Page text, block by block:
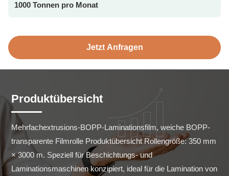
1000 Tonnen pro Monat
Jetzt Anfragen
Produktübersicht
Mehrfachextrusions-BOPP-Laminationsfilm, weiche BOPP-
transparente Filmrolle Produktübersicht Rollengröße: 350 mm
× 3000 m. Speziell für Beschichtungs- und
Laminationsmaschinen konzipiert, ideal für die Lamination von